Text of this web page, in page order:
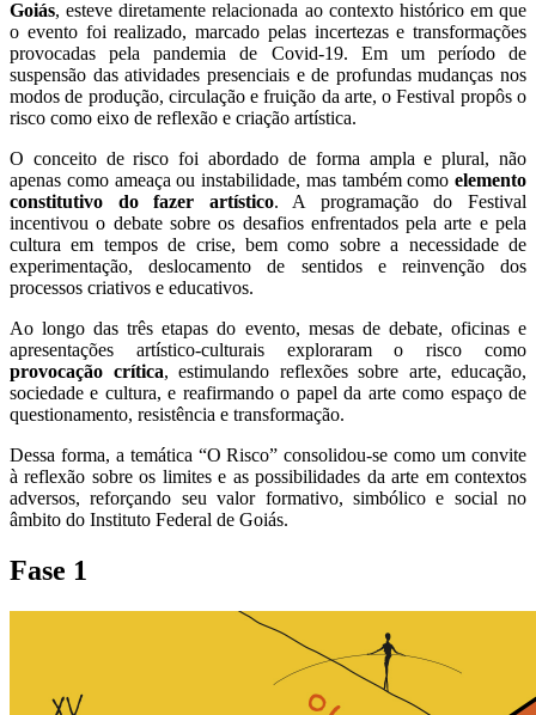
Goiás, esteve diretamente relacionada ao contexto histórico em que
o evento foi realizado, marcado pelas incertezas e transformações
provocadas pela pandemia de Covid-19. Em um período de
suspensão das atividades presenciais e de profundas mudanças nos
modos de produção, circulação e fruição da arte, o Festival propôs o
risco como eixo de reflexão e criação artística.
O conceito de risco foi abordado de forma ampla e plural, não
apenas como ameaça ou instabilidade, mas também como elemento
constitutivo do fazer artístico. A programação do Festival
incentivou o debate sobre os desafios enfrentados pela arte e pela
cultura em tempos de crise, bem como sobre a necessidade de
experimentação, deslocamento de sentidos e reinvenção dos
processos criativos e educativos.
Ao longo das três etapas do evento, mesas de debate, oficinas e
apresentações artístico-culturais exploraram o risco como
provocação crítica, estimulando reflexões sobre arte, educação,
sociedade e cultura, e reafirmando o papel da arte como espaço de
questionamento, resistência e transformação.
Dessa forma, a temática “O Risco” consolidou-se como um convite
à reflexão sobre os limites e as possibilidades da arte em contextos
adversos, reforçando seu valor formativo, simbólico e social no
âmbito do Instituto Federal de Goiás.
Fase 1